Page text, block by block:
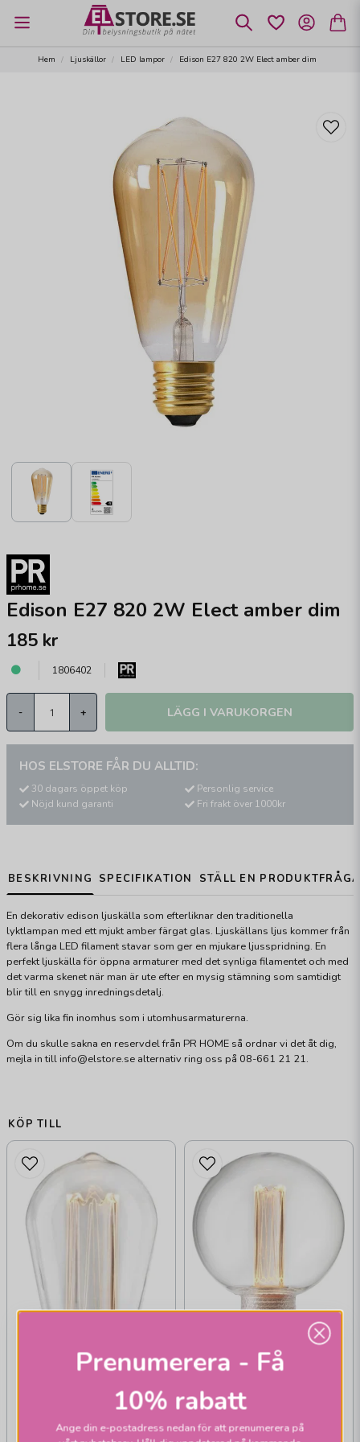
Hem Ljuskällor LED lampor Edison E27 820 2W Elect amber dim
Edison E27 820 2W Elect amber dim
185 kr
1806402
- + LÄGG I VARUKORGEN
HOS ELSTORE FÅR DU ALLTID:
30 dagars öppet köp
Nöjd kund garanti
Personlig service
Fri frakt över 1000kr
BESKRIVNING SPECIFIKATION STÄLL EN
En dekorativ edison ljuskälla som efterliknar den traditionella
lyktlampan med ett mjukt amber färgat glas. Ljuskällans ljus kommer från
flera långa LED filament stavar som ger en mjukare ljusspridning. En
perfekt ljuskälla för öppna armaturer med det synliga filamentet och med
det varma skenet när man är ute efter en mysig stämning som samtidigt
blir till en snygg inredningsdetalj.
Gör sig lika fin inomhus som i utomhusarmaturerna.
Om du skulle sakna en reservdel från PR HOME så ordnar vi det åt dig,
mejla in till info@elstore.se alternativ ring oss på 08-661 21 21.
KÖP TILL
Glob E14 80mm
820 1W Future klar
Prenumerera - Få
10% rabatt
Ange din e-postadress nedan för att prenumerera på